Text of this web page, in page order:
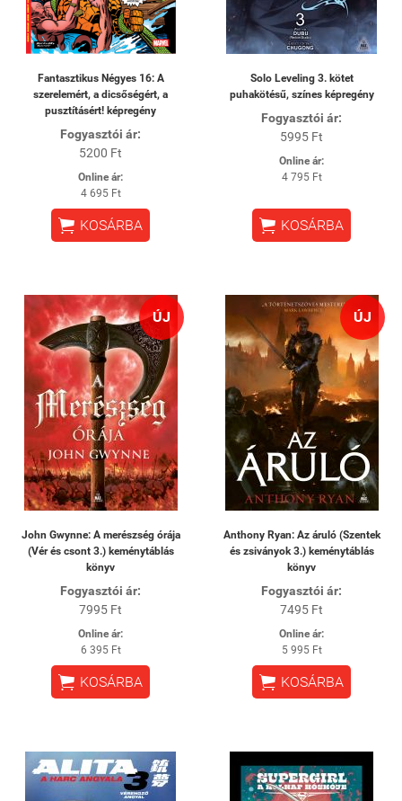
Fantasztikus Négyes 16: A
szerelemért, a dicsőségért, a
pusztításért! képregény
Fogyasztói ár:
5200 Ft
Online ár:
4 695 Ft
 KOSÁRBA
Solo Leveling 3. kötet
puhakötésű, színes képregény
Fogyasztói ár:
5995 Ft
Online ár:
4 795 Ft
 KOSÁRBA
ÚJ
John Gwynne: A merészség órája
(Vér és csont 3.) keménytáblás
könyv
Fogyasztói ár:
7995 Ft
Online ár:
6 395 Ft
 KOSÁRBA
ÚJ
Anthony Ryan: Az áruló (Szentek
és zsiványok 3.) keménytáblás
könyv
Fogyasztói ár:
7495 Ft
Online ár:
5 995 Ft
 KOSÁRBA